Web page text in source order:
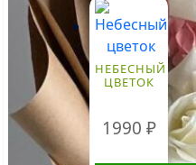
НЕБЕСНЫЙ
ЦВЕТОК
1990 ₽